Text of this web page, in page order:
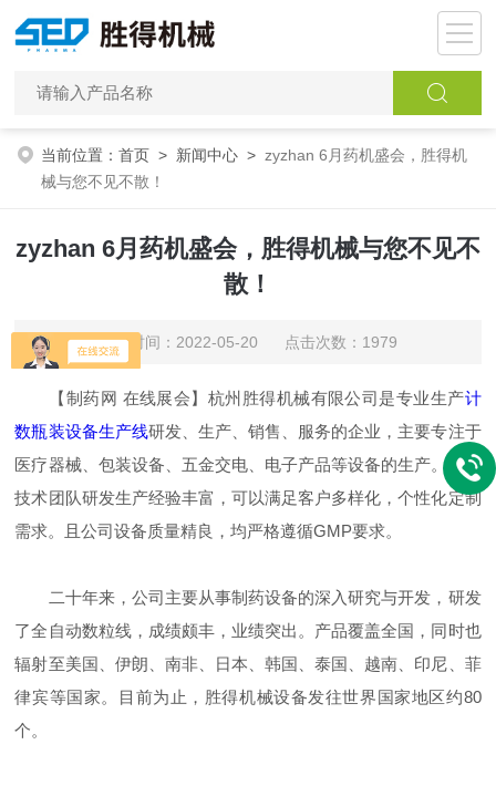
当前位置：首页 > 新闻中心 >zyzhan 6月药机盛会，胜得机
械与您不见不散！
zyzhan 6月药机盛会，胜得机械与您不见不
散！
更新时间：2022-05-20 点击次数：1979
【制药网 在线展会】杭州胜得机械有限公司是专业生产计
数瓶装设备生产线研发、生产、销售、服务的企业，主要专注于
医疗器械、包装设备、五金交电、电子产品等设备的生产。公司
技术团队研发生产经验丰富，可以满足客户多样化，个性化定制
需求。且公司设备质量精良，均严格遵循GMP要求。
二十年来，公司主要从事制药设备的深入研究与开发，研发
了全自动数粒线，成绩颇丰，业绩突出。产品覆盖全国，同时也
辐射至美国、伊朗、南非、日本、韩国、泰国、越南、印尼、菲
律宾等国家。目前为止，胜得机械设备发往世界国家地区约80
个。